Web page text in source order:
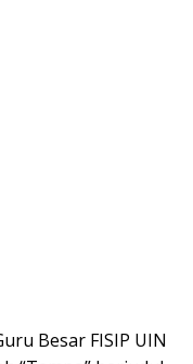
Besar FISIP UIN